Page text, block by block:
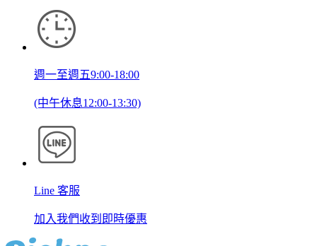
週一至週五9:00-18:00
(中午休息12:00-13:30)
Line 客服
加入我們收到即時優惠